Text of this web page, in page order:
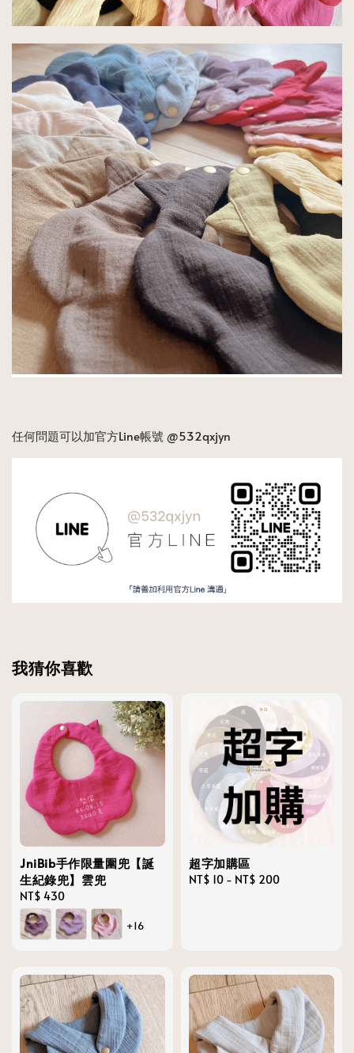
任何問題可以加官方Line帳號 @532qxjyn
我猜你喜歡
JniBib手作限量圍兜【誕
生紀錄兜】雲兜
Regular
price
NT$ 430
+16
超字加購區
Regular
NT$ 10 - NT$ 200